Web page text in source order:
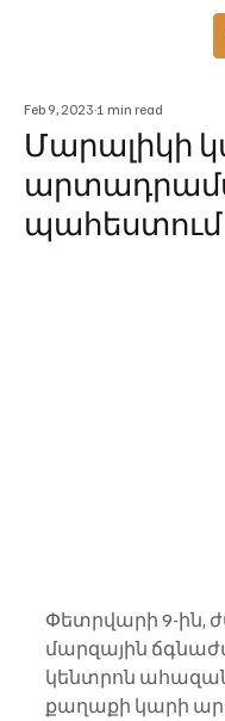
Մարալիկի
պահեստում
Feb 9, 2023 1 min read
Փետրվարի 9-ին,
մարզային
կենտրոն
քաղաքի կարի